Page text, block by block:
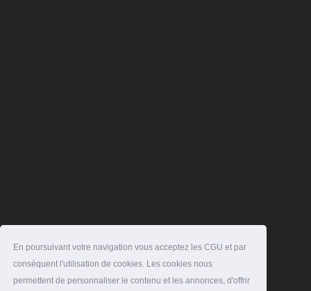
En poursuivant votre navigation vous acceptez les CGU et par
conséquent l'utilisation de cookies. Les cookies nous
permettent de personnaliser le contenu et les annonces, d'offrir